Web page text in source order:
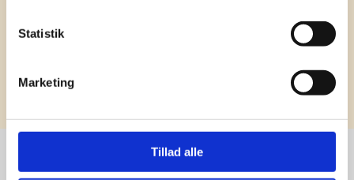
Statistik
Marketing
Tillad alle